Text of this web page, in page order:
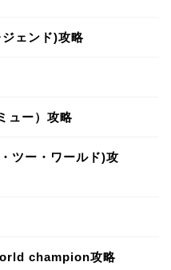
ェンド)攻略
ュー）攻略
ツー・ワールド)攻
champion攻略